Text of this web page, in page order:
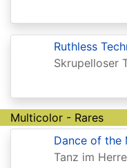
Zendikar
Battlebond
Ruthless
Skrupelloser
Multicolor - Rares
Dance of the
Tanz im